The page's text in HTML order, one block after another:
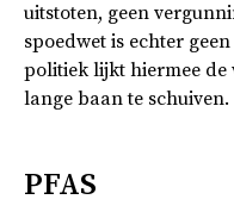
uitstoten, geen
spoedwet is echter
politiek lijkt hiermee
lange baan te schuiven.
PFAS